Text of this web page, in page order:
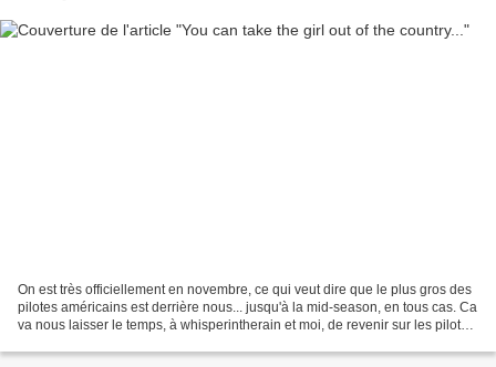
On est très officiellement en novembre, ce qui veut dire que le plus gros des
pilotes américains est derrière nous... jusqu'à la mid-season, en tous cas. Ca
va nous laisser le temps, à whisperintherain et moi, de revenir sur les pilotes